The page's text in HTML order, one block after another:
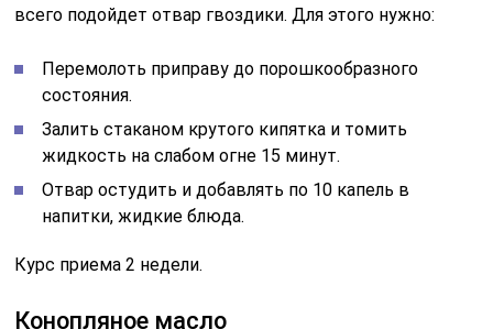
всего подойдет отвар гвоздики. Для этого нужно:
Перемолоть приправу до порошкообразного
состояния.
Залить стаканом крутого кипятка и томить
жидкость на слабом огне 15 минут.
Отвар остудить и добавлять по 10 капель в
напитки, жидкие блюда.
Курс приема 2 недели.
Конопляное масло